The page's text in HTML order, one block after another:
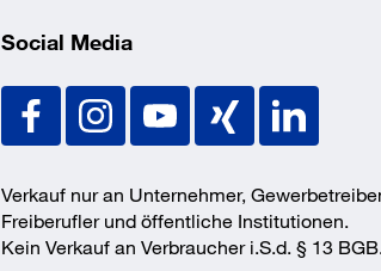
Social Media
Verkauf nur an Unternehmer,
Freiberufler und öffentliche Institutionen.
Kein Verkauf an Verbraucher i.S.d. § 13 BGB.